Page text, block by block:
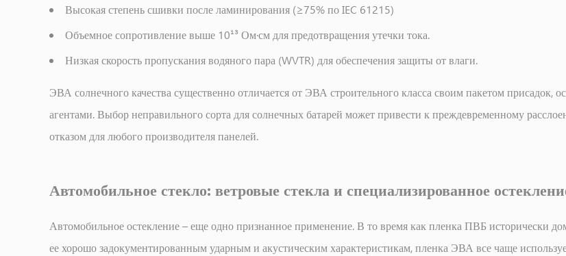
стекла
и
PDLC
6.2
Аквариумное
стекло
Аэрокосмическое
и
Высокая степень сшивки после ламинирования (≥75% по IEC 61215)
Объемное сопротивление выше 10¹³ Ом·см для предотвращения утечки тока.
Низкая скорость пропускания водяного пара (WVTR) для обеспечения защиты от влаги.
ЭВА солнечного качества существенно отличается от ЭВА строительного класса своим пакетом
агентами. Выбор неправильного сорта для солнечных батарей может привести к преждевременному
отказом для любого производителя панелей.
Автомобильное стекло: ветровые стекла и специализированное
Автомобильное остекление – еще одно признанное применение. В то время как пленка ПВБ исторически
ее хорошо задокументированным ударным и акустическим характеристикам, пленка ЭВА все чаще